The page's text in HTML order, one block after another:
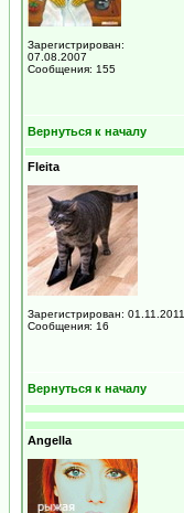
Зарегистрирован:
07.08.2007
Сообщения: 155
Вернуться к началу
Fleita
Зарегистрирован: 01.11.2011
Сообщения: 16
Вернуться к началу
Angella